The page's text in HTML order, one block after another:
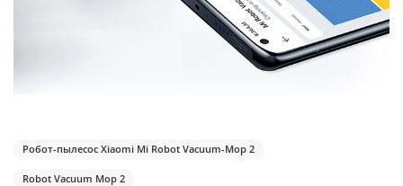
Робот-пылесос Xiaomi Mi Robot Vacuum-Mop 2
Robot Vacuum Mop 2